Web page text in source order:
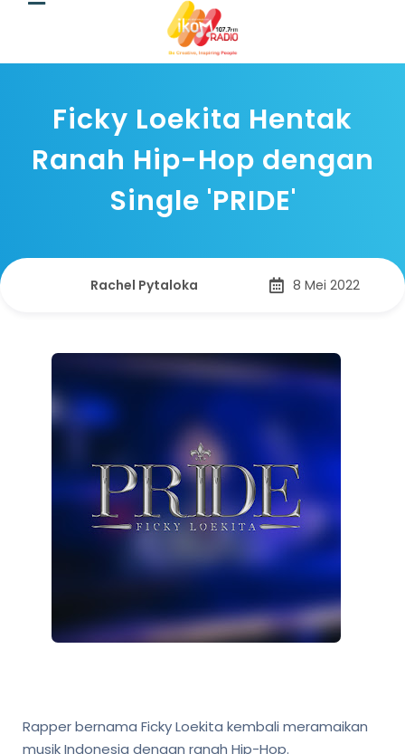
Ficky Loekita Hentak
Ranah Hip-Hop dengan
Single 'PRIDE'
Rachel Pytaloka 8 Mei 2022
Rapper bernama Ficky Loekita kembali meramaikan
musik Indonesia dengan ranah Hip-Hop.